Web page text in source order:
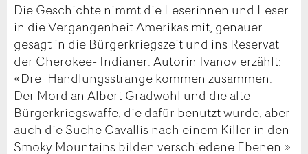
Die Geschichte nimmt die Leserinnen und Leser
in die Vergangenheit Amerikas mit, genauer
gesagt in die Bürgerkriegszeit und ins Reservat
der Cherokee- Indianer. Autorin Ivanov erzählt:
«Drei Handlungsstränge kommen zusammen.
Der Mord an Albert Gradwohl und die alte
Bürgerkriegswaffe, die dafür benutzt wurde, aber
auch die Suche Cavallis nach einem Killer in den
Smoky Mountains bilden verschiedene Ebenen.»